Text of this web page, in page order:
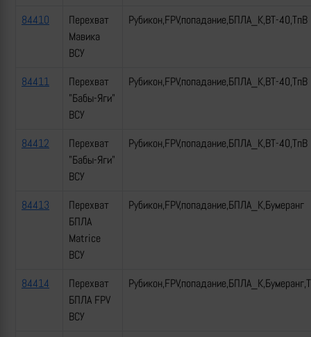
84410
Перехват
Мавика
ВСУ
Рубикон,FPV,попадание,БПЛА_К,ВТ-40,ТпВ
84411
Перехват
"Бабы-Яги"
ВСУ
Рубикон,FPV,попадание,БПЛА_К,ВТ-40,ТпВ
84412
Перехват
"Бабы-Яги"
ВСУ
Рубикон,FPV,попадание,БПЛА_К,ВТ-40,ТпВ
84413
Перехват
БПЛА
Matrice
ВСУ
Рубикон,FPV,попадание,БПЛА_К,Бумеранг
84414
Перехват
БПЛА FPV
ВСУ